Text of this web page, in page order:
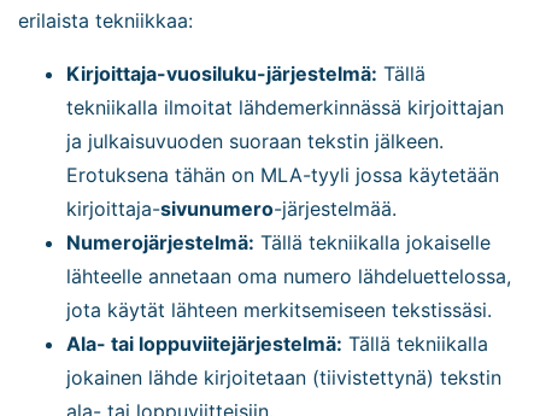
erilaista tekniikkaa:
Kirjoittaja-vuosiluku-järjestelmä: Tällä
tekniikalla ilmoitat lähdemerkinnässä kirjoittajan
ja julkaisuvuoden suoraan tekstin jälkeen.
Erotuksena tähän on MLA-tyyli jossa käytetään
kirjoittaja-sivunumero-järjestelmää.
Numerojärjestelmä: Tällä tekniikalla jokaiselle
lähteelle annetaan oma numero lähdeluettelossa,
jota käytät lähteen merkitsemiseen tekstissäsi.
Ala- tai loppuviitejärjestelmä: Tällä tekniikalla
jokainen lähde kirjoitetaan (tiivistettynä) tekstin
ala- tai loppuviitteisiin.